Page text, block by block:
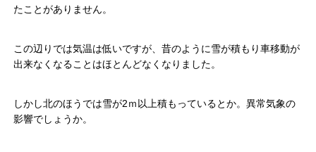
たことがありません。
この辺りでは気温は低いですが、昔のように雪が積もり車移動が
出来なくなることはほとんどなくなりました。
しかし北のほうでは雪が2ｍ以上積もっているとか。異常気象の
影響でしょうか。